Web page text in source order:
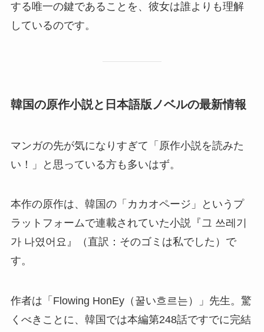
する唯一の鍵であることを、彼女は誰よりも理解
しているのです。
韓国の原作小説と日本語版ノベルの最新情報
マンガの先が気になりすぎて「原作小説を読みた
い！」と思っている方も多いはず。
本作の原作は、韓国の「カカオページ」というプ
ラットフォームで連載されていた小説『그 쓰레기
가 나였어요』（直訳：そのゴミは私でした）で
す。
作者は「Flowing HonEy（꿀い흐르는）」先生。驚
くべきことに、韓国では本編第248話ですでに完結